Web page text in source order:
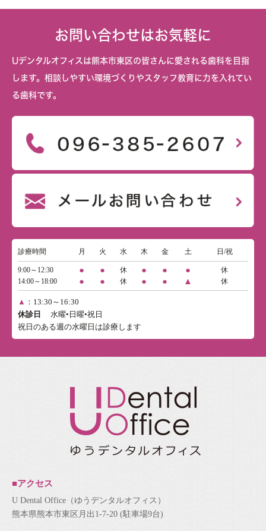
お問い合わせはお気軽に
Uデンタルオフィスは熊本市東区の皆さんに愛される歯科を目指
します。相談しやすい環境づくりやスタッフ教育に力を入れてい
る歯科です。
診療時間 月 火 水 木 金 土 日/祝
9:00～12:30 ● ● 休 ● ● ●
休
14:00～18:00
● ● 休 ● ● ▲ 休
▲ ：13:30～16:30
休診日
水曜•日曜•祝日
祝日のある週の水曜日は診療します
■アクセス
U Dental Office（ゆうデンタルオフィス）
熊本県熊本市東区月出1-7-20 (駐車場9台)